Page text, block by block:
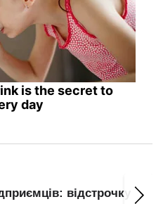
is the secret to
day
відстрочку